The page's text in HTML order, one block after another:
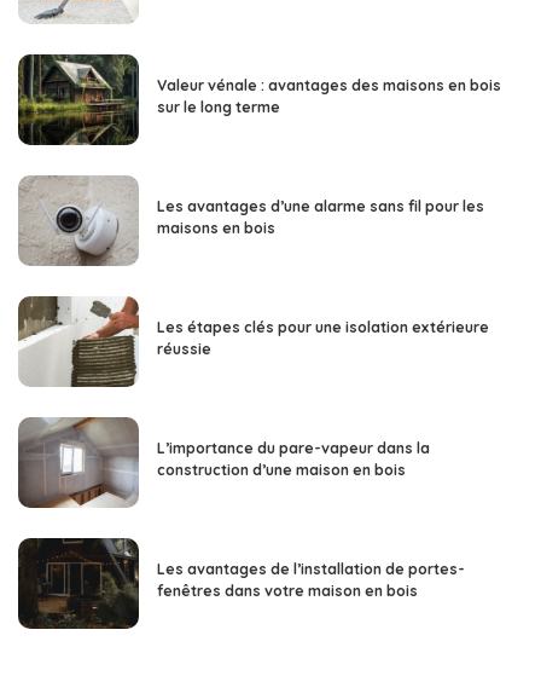
Valeur vénale : avantages des maisons en bois
sur le long terme
Les avantages d’une alarme sans fil pour les
maisons en bois
Les étapes clés pour une isolation extérieure
réussie
L’importance du pare-vapeur dans la
construction d’une maison en bois
Les avantages de l’installation de portes-
fenêtres dans votre maison en bois